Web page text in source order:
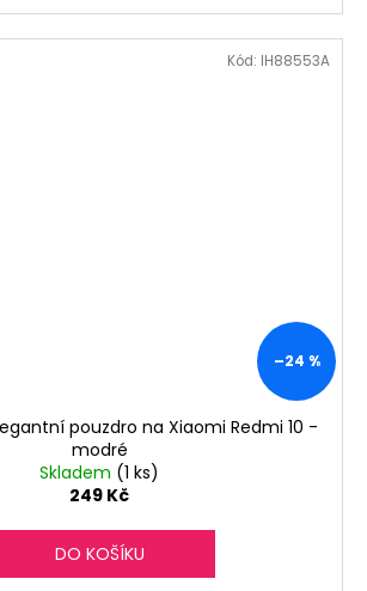
–24 %
pouzdro na Xiaomi Redmi 10 -
modré
Skladem (1 ks)
249 Kč
DO KOŠÍKU
Kód: IH88553A